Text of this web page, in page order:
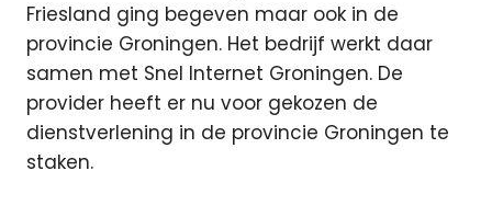
Friesland ging begeven maar ook in de
provincie Groningen. Het bedrijf werkt daar
samen met Snel Internet Groningen. De
provider heeft er nu voor gekozen de
dienstverlening in de provincie Groningen te
staken.